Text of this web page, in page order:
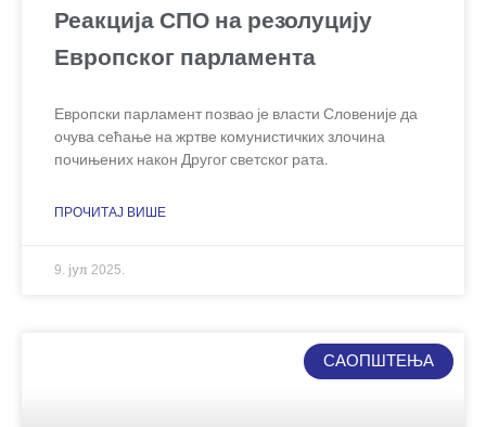
Реакција СПО на резолуцију
Европског парламента
Европски парламент позвао је власти Словеније да
очува сећање на жртве комунистичких злочина
почињених након Другог светског рата.
ПРОЧИТАЈ ВИШЕ
9. јул 2025.
САОПШТЕЊА